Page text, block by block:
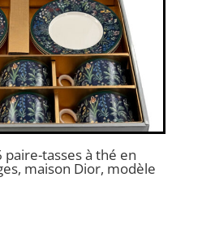
tasses à thé en
maison Dior, modèle